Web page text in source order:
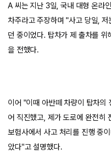
A 씨는 지난 3일, 국내 대형 온라
차주라고 주장하며 "사고 당일,
던 중이었다. 탑차가 제 출차를
을 전했다.
이어 "이때 아반떼 차량이 탑차의
어 직진했고, 제가 도로에 완전히
보험사에서 사고 처리를 진행 중
았다"고 설명했다.